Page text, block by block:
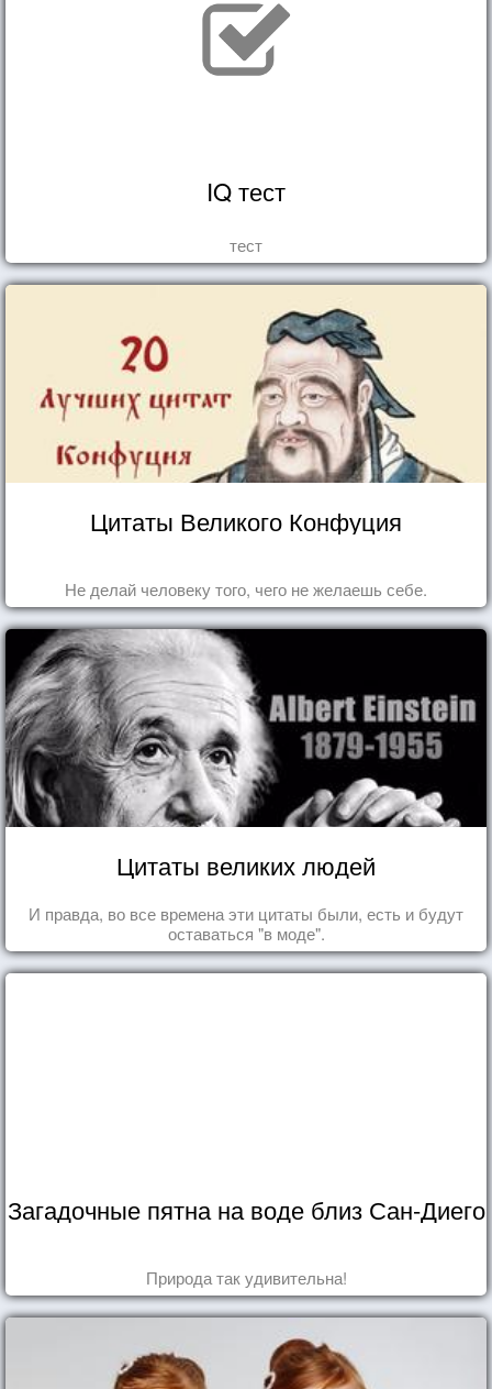
IQ тест
тест
Цитаты Великого Конфуция
Не делай человеку того, чего не желаешь себе.
Цитаты великих людей
И правда, во все времена эти цитаты были, есть и будут
оставаться "в моде".
Загадочные пятна на воде близ Сан-Диего
Природа так удивительна!